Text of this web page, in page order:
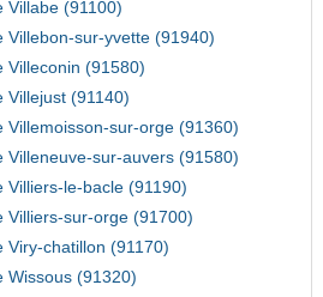
Villabe (91100)
Villebon-sur-yvette (91940)
Villeconin (91580)
Villejust (91140)
Villemoisson-sur-orge (91360)
Villeneuve-sur-auvers (91580)
Villiers-le-bacle (91190)
Villiers-sur-orge (91700)
Viry-chatillon (91170)
Wissous (91320)